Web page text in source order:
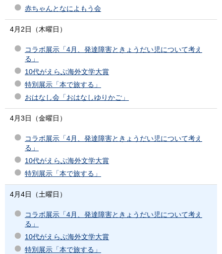
赤ちゃんとなによもう会
4月2日（木曜日）
コラボ展示「4月、発達障害ときょうだい児について考え
る」
10代がえらぶ海外文学大賞
特別展示「本で旅する」
おはなし会「おはなしゆりかご」
4月3日（金曜日）
コラボ展示「4月、発達障害ときょうだい児について考え
る」
10代がえらぶ海外文学大賞
特別展示「本で旅する」
4月4日（土曜日）
コラボ展示「4月、発達障害ときょうだい児について考え
る」
10代がえらぶ海外文学大賞
特別展示「本で旅する」